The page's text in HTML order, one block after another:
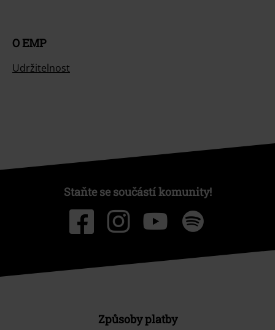
O EMP
Udržitelnost
Staňte se součástí komunity!
Způsoby platby